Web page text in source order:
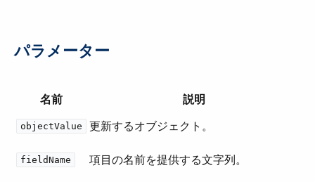
パラメーター
名前 説明
objectValue 更新するオブジェクト。
fieldName 項目の名前を提供する文字列。